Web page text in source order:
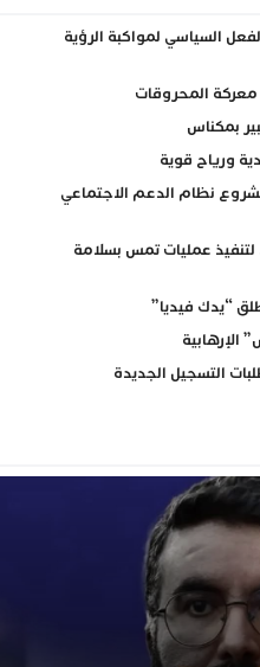
السياسي لمواكبة الرؤية
المحروقات
ورياح قوية
نظام الدعم الاجتماعي
عمليات تمس بسلامة
“يدك فيديا”
الإرهابية
التسجيل الجديدة